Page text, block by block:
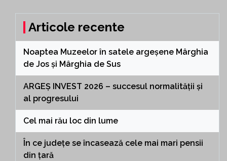
Articole recente
Noaptea Muzeelor în satele argeșene Mârghia
de Jos și Mârghia de Sus
ARGEȘ INVEST 2026 – succesul normalității și
al progresului
Cel mai rău loc din lume
În ce județe se încasează cele mai mari pensii
din țară